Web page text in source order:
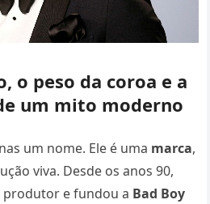
o peso da coroa e a
um mito moderno
um nome. Ele é uma marca,
viva. Desde os anos 90,
e fundou a Bad Boy